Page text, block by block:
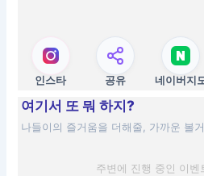
인스타 공유 네이버지
여기서 또 뭐 하지?
나들이의 즐거움을 더해줄, 가까운 볼
주변에 진행 중인 이벤